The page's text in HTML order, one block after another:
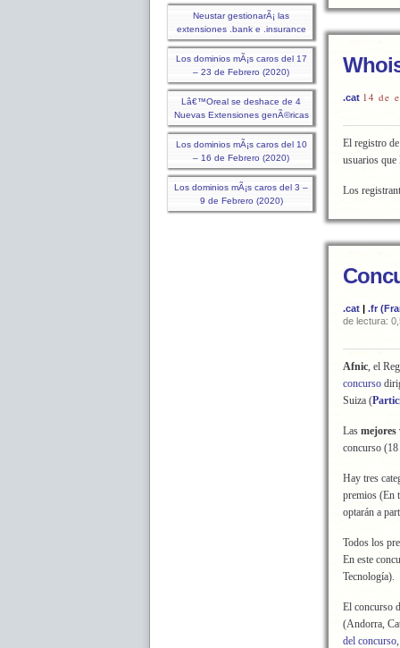
Neustar gestionarÃ¡ las
extensiones .bank e .insurance
Los dominios mÃ¡s caros del 17
– 23 de Febrero (2020)
Lâ€™Oreal se deshace de 4
Nuevas Extensiones genÃ©ricas
Los dominios mÃ¡s caros del 10
– 16 de Febrero (2020)
Los dominios mÃ¡s caros del 3 –
9 de Febrero (2020)
.cat 14 de
El registro
usuarios
Los
.cat | .fr
de lectura:
Afnic, el
concurso
Suiza (
Las mejores
concurso
Hay tres
premios (En
optarán a
Todos los
En este
Tecnología).
El concurso
(Andorra,
del concurso